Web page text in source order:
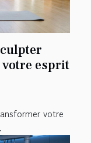
votre esprit
votre